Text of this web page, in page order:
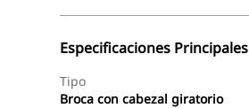
Especificaciones Principales
Tipo
Broca con cabezal giratorio